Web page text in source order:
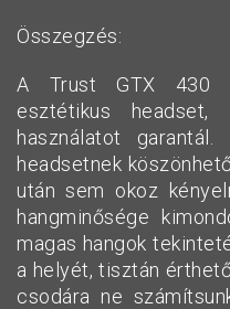
Összegzés:
A Trust GTX 430
esztétikus headset,
használatot
headsetnek
után sem okoz
hangminősége
magas hangok
a helyét, tisztán
csodára ne